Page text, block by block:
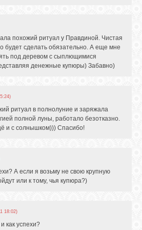
похожий ритуал у Правдиной. Чистая
будет сделать обязательно. А еще мне
под деревом с сыплющимися
денежные купюры) Забавно)
ритуал в полнолуние и заряжала
полной луны, работало безотказно.
и с солнышком))) Спасибо!
А если я возьму не свою крупную
или к тому, чья купюра?)
18:02)
как успехи?